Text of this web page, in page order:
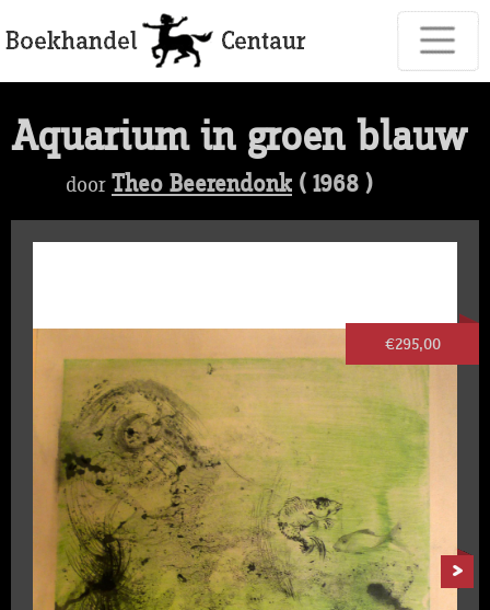
Aquarium in groen blauw
door Theo Beerendonk ( 1968 )
€295,00